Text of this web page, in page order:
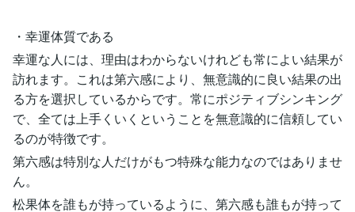
・幸運体質である
幸運な人には、理由はわからないけれども常によい結果が
訪れます。これは第六感により、無意識的に良い結果の出
る方を選択しているからです。常にポジティブシンキング
で、全ては上手くいくということを無意識的に信頼してい
るのが特徴です。
第六感は特別な人だけがもつ特殊な能力なのではありませ
ん。
松果体を誰もが持っているように、第六感も誰もが持って